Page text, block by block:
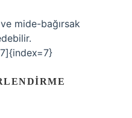
mide-bağırsak